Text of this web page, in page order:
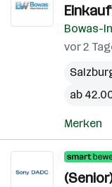
Bowas-
vor 2
ab
Merken